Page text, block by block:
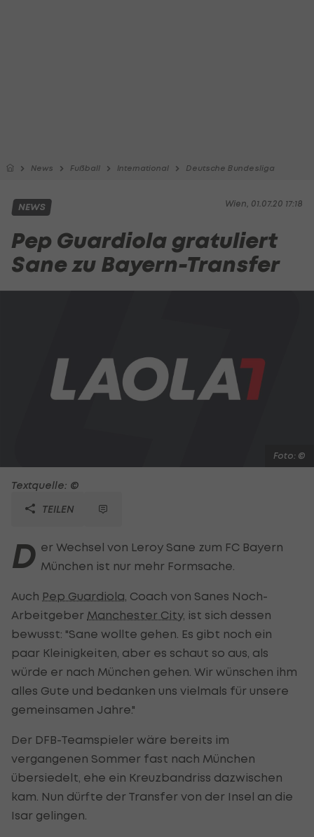
News Fußball International Deutsche Bundesliga
Wien, 01.07.20 17:18
NEWS
Pep Guardiola gratuliert
Sane zu Bayern-Transfer
Foto: ©
Textquelle: ©
TEILEN
D er Wechsel von Leroy Sane zum FC Bayern
München ist nur mehr Formsache.
Auch Pep Guardiola , Coach von Sanes Noch-
Arbeitgeber Manchester City, ist sich dessen
bewusst: "Sane wollte gehen. Es gibt noch ein
paar Kleinigkeiten, aber es schaut so aus, als
würde er nach München gehen. Wir wünschen ihm
alles Gute und bedanken uns vielmals für unsere
gemeinsamen Jahre."
Der DFB-Teamspieler wäre bereits im
vergangenen Sommer fast nach München
übersiedelt, ehe ein Kreuzbandriss dazwischen
kam. Nun dürfte der Transfer von der Insel an die
Isar gelingen.